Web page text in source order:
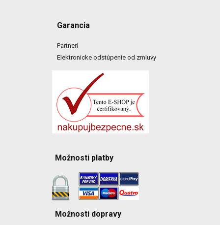
Garancia
Partneri
Elektronicke odstúpenie od zmluvy
Možnosti platby
Možnosti dopravy